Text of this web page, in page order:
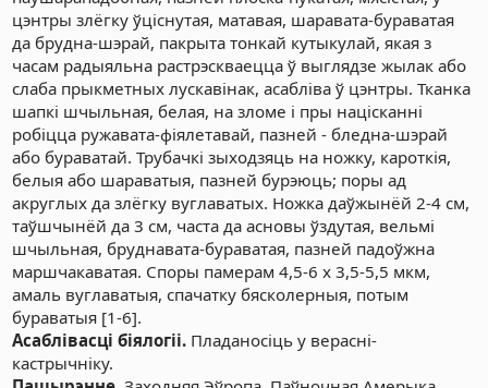
цэнтры злёгку ўціснутая, матавая, шаравата-бураватая
да брудна-шэрай, пакрыта тонкай кутыкулай, якая з
часам радыяльна растрэскваецца ў выглядзе жылак або
слаба прыкметных лускавінак, асабліва ў цэнтры. Тканка
шапкі шчыльная, белая, на зломе і пры націсканні
робіцца ружавата-фіялетавай, пазней - бледна-шэрай
або бураватай. Трубачкі зыходзяць на ножку, кароткія,
белыя або шараватыя, пазней бурэюць; поры ад
акруглых да злёгку вуглаватых. Ножка даўжынёй 2-4 см,
таўшчынёй да 3 см, часта да асновы ўздутая, вельмі
шчыльная, бруднавата-бураватая, пазней падоўжна
маршчакаватая. Споры памерам 4,5-6 х 3,5-5,5 мкм,
амаль вуглаватыя, спачатку бясколерныя, потым
бураватыя [1-6].
Асаблівасці біялогіі.Пладаносіць у верасні-
кастрычніку.